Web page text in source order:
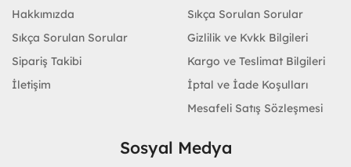
Hakkımızda
Sıkça Sorulan Sorular
Sipariş Takibi
İletişim
Sıkça Sorulan Sorular
Gizlilik ve Kvkk Bilgileri
Kargo ve Teslimat Bilgileri
İptal ve İade Koşulları
Mesafeli Satış Sözleşmesi
Sosyal Medya